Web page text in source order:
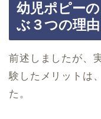
幼児ポピー
ぶ３つの理由
前述しましたが、
験したメリットは
た。